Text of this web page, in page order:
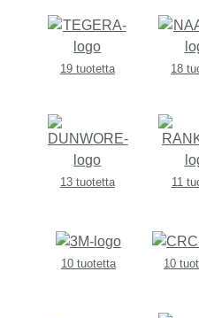
19 tuotetta 18
13 tuotetta 11
10 tuotetta
10